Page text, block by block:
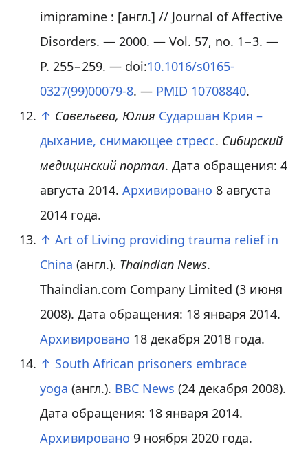
imipramine : [англ.] // Journal of Affective
Disorders. — 2000. — Vol. 57, no. 1−3. —
P. 255−259. — doi:10.1016/s0165-
0327(99)00079-8. — PMID 10708840.
↑ Савельева, Юлия Сударшан Крия –
дыхание, снимающее стресс. Сибирский
медицинский портал. Дата обращения: 4
августа 2014. Архивировано 8 августа
2014 года.
↑ Art of Living providing trauma relief in
China (англ.). Thaindian News.
Thaindian.com Company Limited (3 июня
2008). Дата обращения: 18 января 2014.
Архивировано 18 декабря 2018 года.
↑ South African prisoners embrace
yoga (англ.). BBC News (24 декабря 2008).
Дата обращения: 18 января 2014.
Архивировано 9 ноября 2020 года.